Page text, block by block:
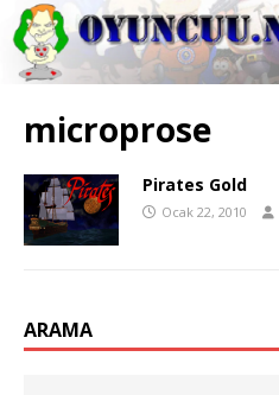
microprose
Pirates Gold
Ocak 22, 2010
ARAMA